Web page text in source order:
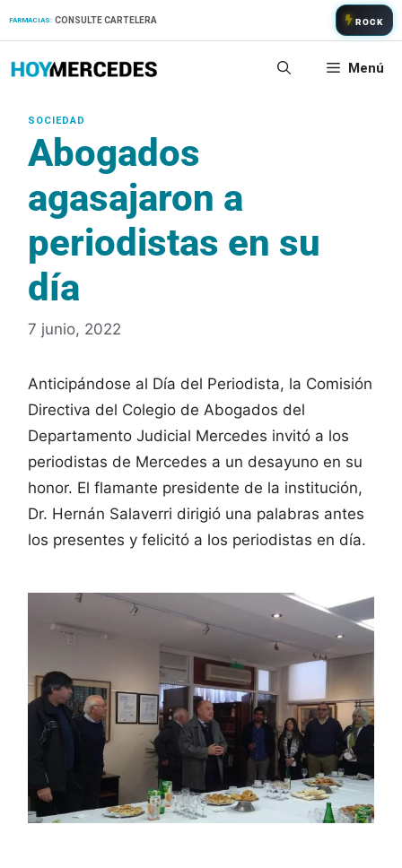
FARMACIAS: CONSULTE CARTELERA ROCK
Menú
Abogados
agasajaron a
periodistas en su
día
7 junio, 2022
Anticipándose al Día del Periodista, la Comisión
Directiva del Colegio de Abogados del
Departamento Judicial Mercedes invitó a los
periodistas de Mercedes a un desayuno en su
honor. El flamante presidente de la institución,
Dr. Hernán Salaverri dirigió una palabras antes
los presentes y felicitó a los periodistas en día.